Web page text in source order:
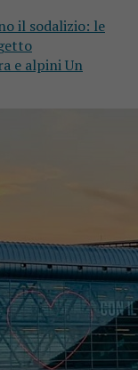
il sodalizio: le
e alpini Un